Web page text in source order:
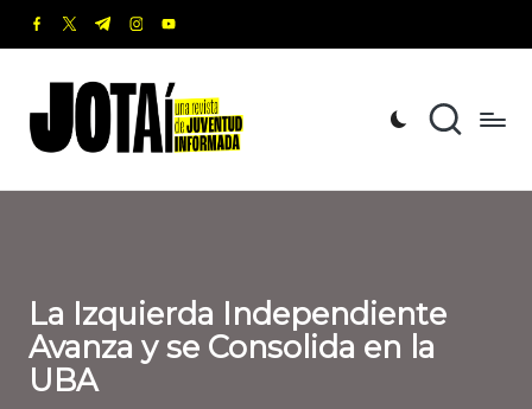
Saltar
contenido
facebook.com
twitter.com
t.me instagram.com
youtube.com
o
t
revista
de
Informada
La Izquierda Independiente
Avanza y se Consolida en la
UBA